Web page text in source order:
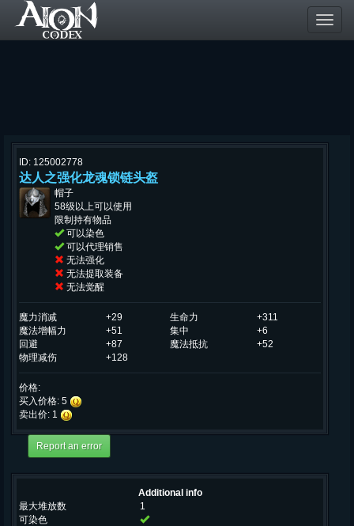
ID: 125002778
达人之强化龙魂锁链头盔
帽子
58级以上可以使用
限制持有物品
可以染色
可以代理销售
无法强化
无法提取装备
无法觉醒
魔力消减 +29 生命力
+311
魔法增幅力
+51 集中
+6
回避
+87 魔法抵抗
+52
物理减伤
+128
价格:
买入价格: 5
卖出价: 1
Additional info
最大堆放数
1
可染色